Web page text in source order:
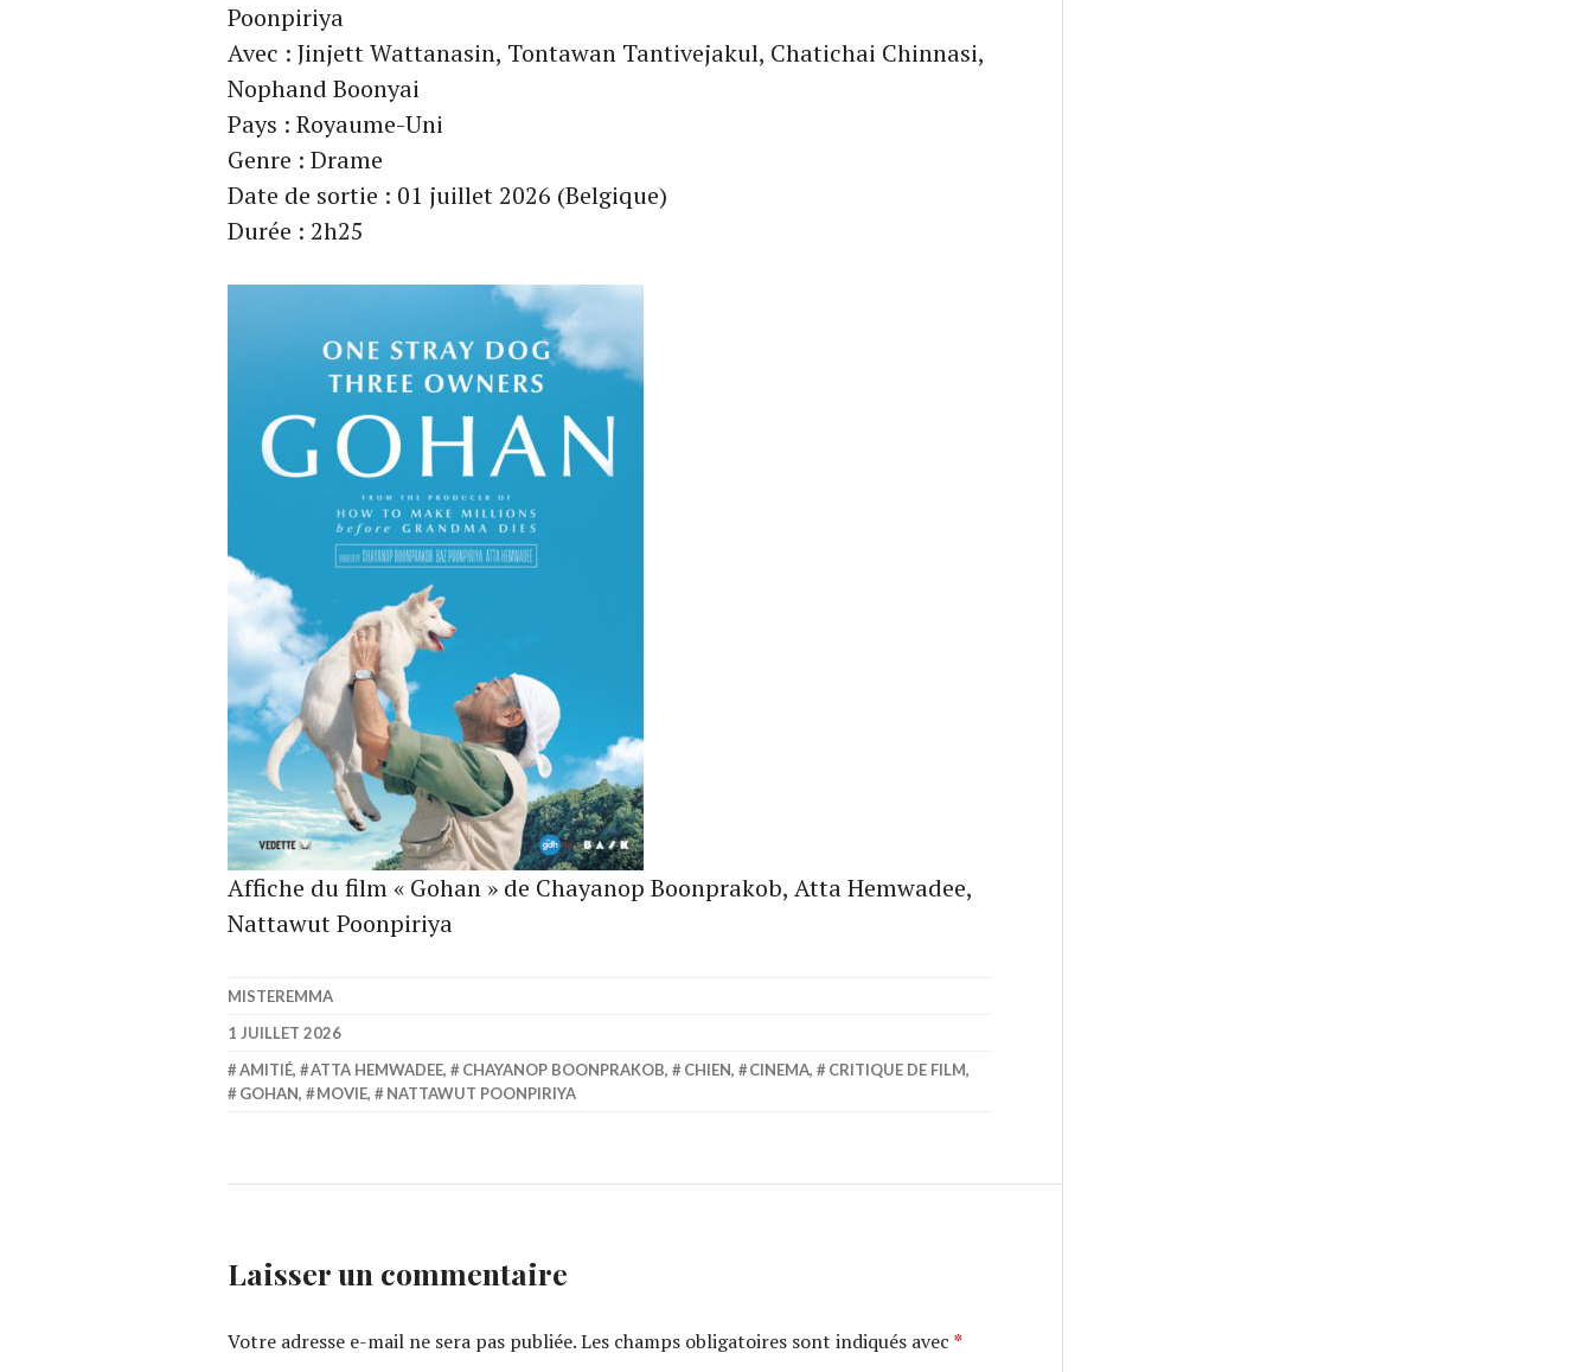
Poonpiriya
Avec : Jinjett Wattanasin, Tontawan Tantivejakul, Chatichai Chinnasi,
Nophand Boonyai
Pays : Royaume-Uni
Genre : Drame
Date de sortie : 01 juillet 2026 (Belgique)
Durée : 2h25
Affiche du film « Gohan » de Chayanop Boonprakob, Atta Hemwadee,
Nattawut Poonpiriya
MISTEREMMA
1 JUILLET 2026
AMITIÉ, ATTA HEMWADEE, CHAYANOP BOONPRAKOB, CHIEN, CINEMA, CRITIQUE DE FILM,
GOHAN, MOVIE, NATTAWUT POONPIRIYA
Laisser un commentaire
Votre adresse e-mail ne sera pas publiée.Les champs obligatoires sont indiqués avec *